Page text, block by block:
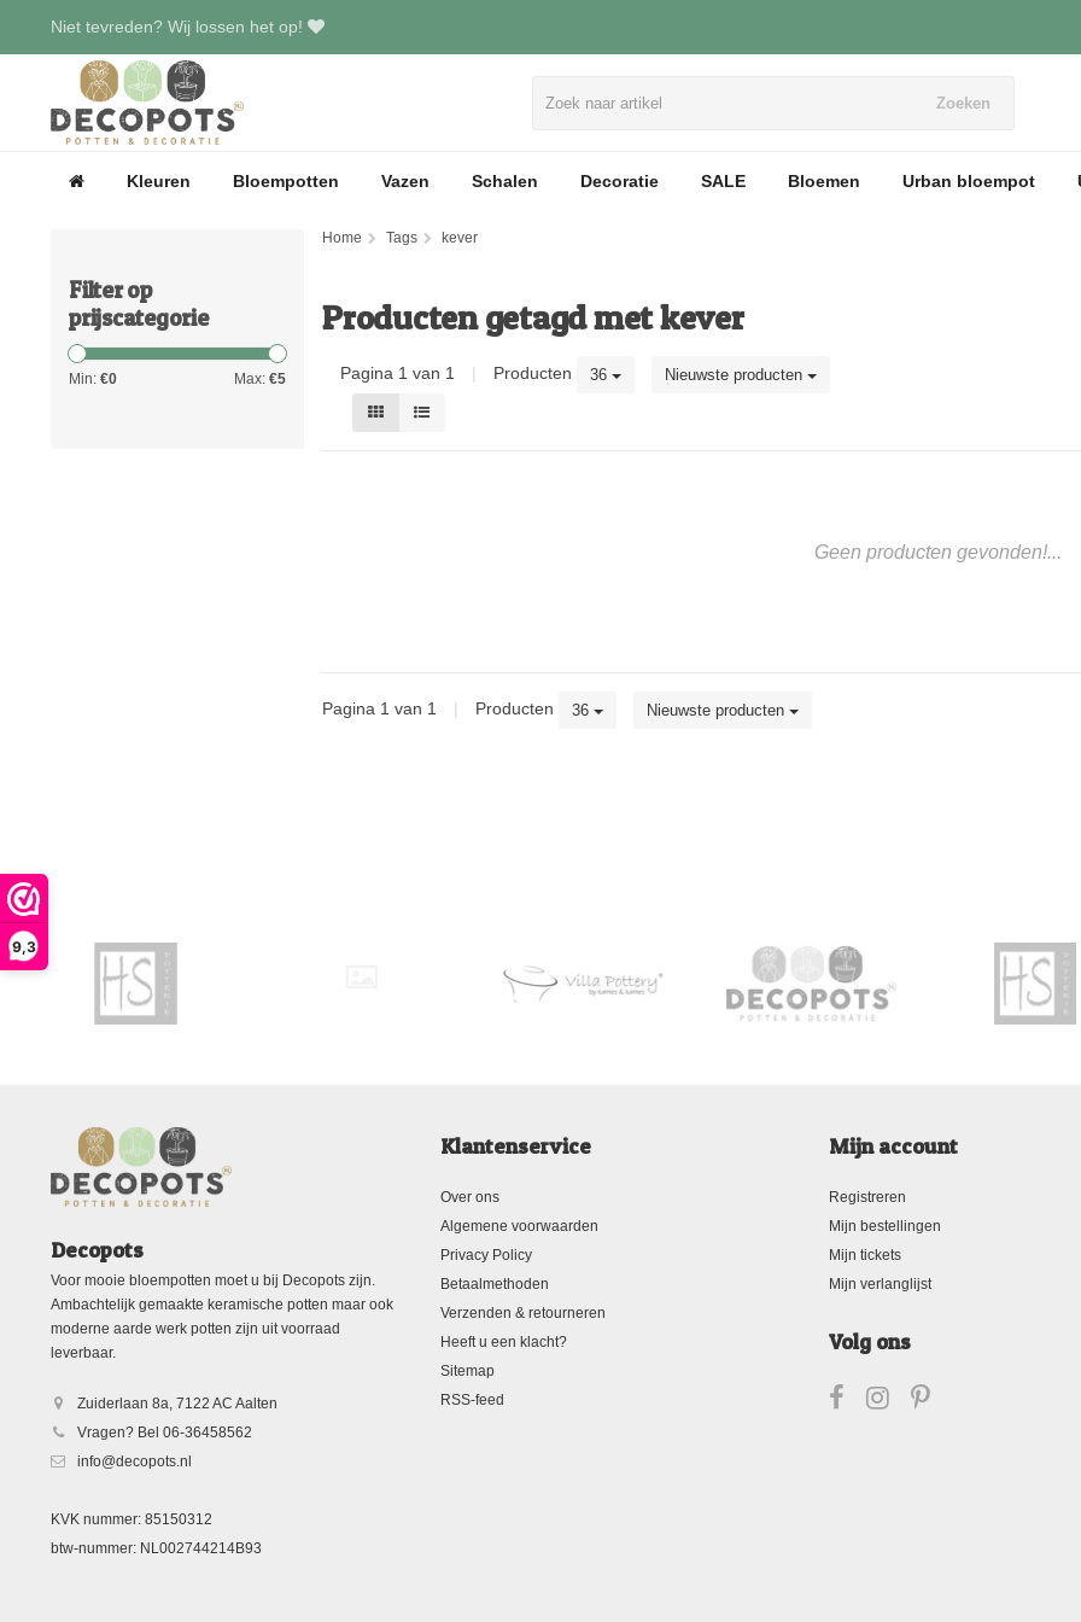
9,3
Niet tevreden? Wij lossen het op!
Zoeken
Kleuren Bloempotten Vazen Schalen Decoratie SALE Bloemen Urban bloempot
Filter op
prijscategorie
Min: €0 Max: €5
Home Tags kever
Producten getagd met kever
Pagina 1 van 1 | Producten 36 Nieuwste producten
Geen producten gevonden!...
Pagina 1 van 1 | Producten 36 Nieuwste producten
Decopots
Voor mooie bloempotten moet u bij Decopots zijn.
Ambachtelijk gemaakte keramische potten maar ook
moderne aarde werk potten zijn uit voorraad
leverbaar.
Zuiderlaan 8a, 7122 AC Aalten
Vragen? Bel 06-36458562
info@decopots.nl
KVK nummer: 85150312
btw-nummer: NL002744214B93
Klantenservice
Over ons
Algemene voorwaarden
Privacy Policy
Betaalmethoden
Verzenden & retourneren
Heeft u een klacht?
Sitemap
RSS-feed
Mijn account
Registreren
Mijn bestellingen
Mijn tickets
Mijn verlanglijst
Volg ons